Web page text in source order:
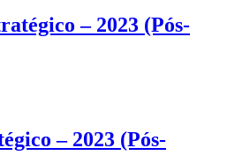
– 2023 (Pós-
– 2023 (Pós-